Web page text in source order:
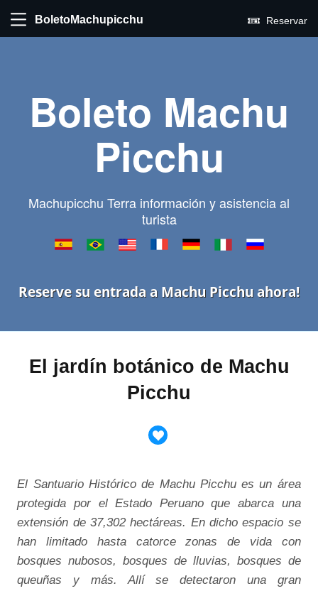
BoletoMachupicchu Reservar
Boleto Machu
Picchu
Machupicchu Terra información y asistencia al
turista
Reserve su entrada a Machu Picchu ahora!
El jardín botánico de Machu
Picchu
El Santuario Histórico de Machu Picchu es un área
protegida por el Estado Peruano que abarca una
extensión de 37,302 hectáreas. En dicho espacio se
han limitado hasta catorce zonas de vida con
bosques nubosos, bosques de lluvias, bosques de
queuñas y más. Allí se detectaron una gran